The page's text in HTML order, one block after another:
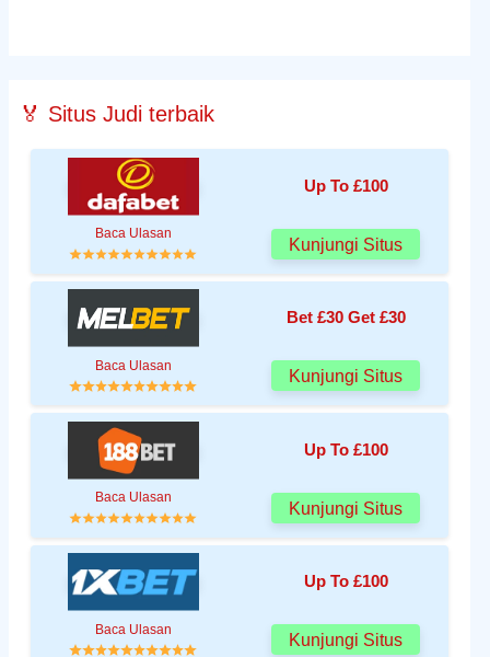
🏅 Situs Judi terbaik
Up To £100
Baca Ulasan
Kunjungi Situs
Bet £30 Get £30
Baca Ulasan
Kunjungi Situs
Up To £100
Baca Ulasan
Kunjungi Situs
Up To £100
Baca Ulasan
Kunjungi Situs